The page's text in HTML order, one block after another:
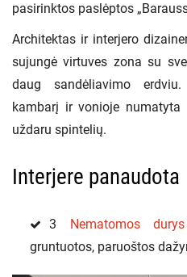
pasirinktos paslėptos
Architektas ir interjero
sujungė virtuves zona su
daug sandėliavimo
kambarį ir vonioje
uždaru spintelių.
Interjere panaudota
3 Nematomos
gruntuotos, paruoštos